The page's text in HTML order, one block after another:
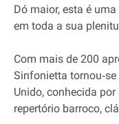
Dó maior, esta é
em toda a sua
Com mais de 200
Sinfonietta
Unido, conhecida
repertório barroco,